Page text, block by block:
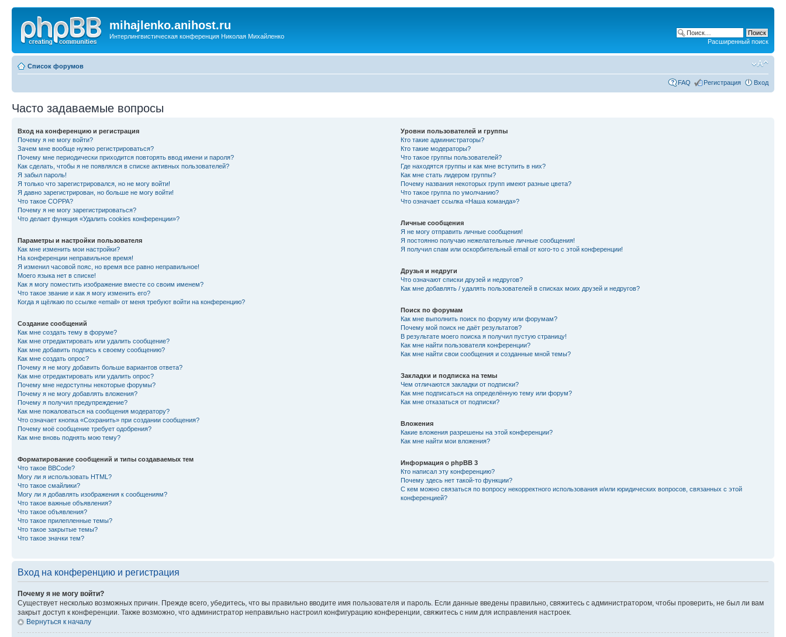
mihajlenko.anihost.ru
Интерлингвистическая конференция Николая Михайленко
Расширенный поиск
Список форумов
FAQ Регистрация Вход
Часто задаваемые вопросы
Вход на конференцию и регистрация
Почему я не могу войти?
Зачем мне вообще нужно регистрироваться?
Почему мне периодически приходится повторять ввод имени и пароля?
Как сделать, чтобы я не появлялся в списке активных пользователей?
Я забыл пароль!
Я только что зарегистрировался, но не могу войти!
Я давно зарегистрирован, но больше не могу войти!
Что такое COPPA?
Почему я не могу зарегистрироваться?
Что делает функция «Удалить cookies конференции»?
Параметры и настройки пользователя
Как мне изменить мои настройки?
На конференции неправильное время!
Я изменил часовой пояс, но время все равно неправильное!
Моего языка нет в списке!
Как я могу поместить изображение вместе со своим именем?
Что такое звание и как я могу изменить его?
Когда я щёлкаю по ссылке «email» от меня требуют войти на конференцию?
Создание сообщений
Как мне создать тему в форуме?
Как мне отредактировать или удалить сообщение?
Как мне добавить подпись к своему сообщению?
Как мне создать опрос?
Почему я не могу добавить больше вариантов ответа?
Как мне отредактировать или удалить опрос?
Почему мне недоступны некоторые форумы?
Почему я не могу добавлять вложения?
Почему я получил предупреждение?
Как мне пожаловаться на сообщения модератору?
Что означает кнопка «Сохранить» при создании сообщения?
Почему моё сообщение требует одобрения?
Как мне вновь поднять мою тему?
Форматирование сообщений и типы создаваемых тем
Что такое BBCode?
Могу ли я использовать HTML?
Что такое смайлики?
Могу ли я добавлять изображения к сообщениям?
Что такое важные объявления?
Что такое объявления?
Что такое прилепленные темы?
Что такое закрытые темы?
Что такое значки тем?
Уровни пользователей и группы
Кто такие администраторы?
Кто такие модераторы?
Что такое группы пользователей?
Где находятся группы и как мне вступить в них?
Как мне стать лидером группы?
Почему названия некоторых групп имеют разные цвета?
Что такое группа по умолчанию?
Что означает ссылка «Наша команда»?
Личные сообщения
Я не могу отправить личные сообщения!
Я постоянно получаю нежелательные личные сообщения!
Я получил спам или оскорбительный email от кого-то с этой конференции!
Друзья и недруги
Что означают списки друзей и недругов?
Как мне добавлять / удалять пользователей в списках моих друзей и недругов?
Поиск по форумам
Как мне выполнить поиск по форуму или форумам?
Почему мой поиск не даёт результатов?
В результате моего поиска я получил пустую страницу!
Как мне найти пользователя конференции?
Как мне найти свои сообщения и созданные мной темы?
Закладки и подписка на темы
Чем отличаются закладки от подписки?
Как мне подписаться на определённую тему или форум?
Как мне отказаться от подписки?
Вложения
Какие вложения разрешены на этой конференции?
Как мне найти мои вложения?
Информация о phpBB 3
Кто написал эту конференцию?
Почему здесь нет такой-то функции?
С кем можно связаться по вопросу некорректного использования и/или юридических вопросов, связанных с этой
конференцией?
Вход на конференцию и регистрация
Почему я не могу войти?
Существует несколько возможных причин. Прежде всего, убедитесь, что вы правильно вводите имя пользователя и пароль. Если данные введены правильно, свяжитесь с администратором, чтобы проверить, не был ли вам
закрыт доступ к конференции. Также возможно, что администратор неправильно настроил конфигурацию конференции, свяжитесь с ним для исправления настроек.
Вернуться к началу